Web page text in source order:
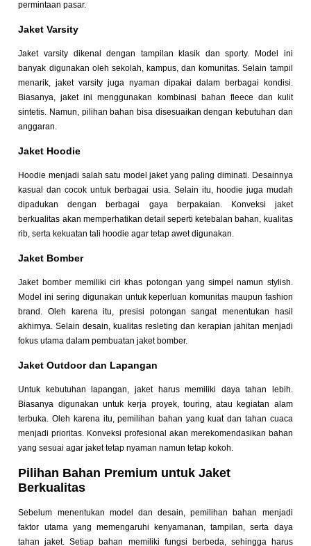
permintaan pasar.
Jaket Varsity
Jaket varsity dikenal dengan tampilan klasik dan sporty. Model ini
banyak digunakan oleh sekolah, kampus, dan komunitas. Selain tampil
menarik, jaket varsity juga nyaman dipakai dalam berbagai kondisi.
Biasanya, jaket ini menggunakan kombinasi bahan fleece dan kulit
sintetis. Namun, pilihan bahan bisa disesuaikan dengan kebutuhan dan
anggaran.
Jaket Hoodie
Hoodie menjadi salah satu model jaket yang paling diminati. Desainnya
kasual dan cocok untuk berbagai usia. Selain itu, hoodie juga mudah
dipadukan dengan berbagai gaya berpakaian. Konveksi jaket
berkualitas akan memperhatikan detail seperti ketebalan bahan, kualitas
rib, serta kekuatan tali hoodie agar tetap awet digunakan.
Jaket Bomber
Jaket bomber memiliki ciri khas potongan yang simpel namun stylish.
Model ini sering digunakan untuk keperluan komunitas maupun fashion
brand. Oleh karena itu, presisi potongan sangat menentukan hasil
akhirnya. Selain desain, kualitas resleting dan kerapian jahitan menjadi
fokus utama dalam pembuatan jaket bomber.
Jaket Outdoor dan Lapangan
Untuk kebutuhan lapangan, jaket harus memiliki daya tahan lebih.
Biasanya digunakan untuk kerja proyek, touring, atau kegiatan alam
terbuka. Oleh karena itu, pemilihan bahan yang kuat dan tahan cuaca
menjadi prioritas. Konveksi profesional akan merekomendasikan bahan
yang sesuai agar jaket tetap nyaman namun tetap kokoh.
Pilihan Bahan Premium untuk Jaket
Berkualitas
Sebelum menentukan model dan desain, pemilihan bahan menjadi
faktor utama yang memengaruhi kenyamanan, tampilan, serta daya
tahan jaket. Setiap bahan memiliki fungsi berbeda, sehingga harus